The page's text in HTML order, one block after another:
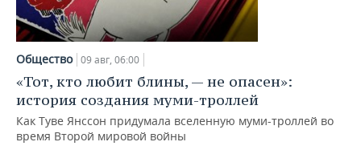
Общество 09 авг, 06:00
«Тот, кто любит блины, — не опасен»:
история создания муми-троллей
Как Туве Янссон придумала вселенную муми-троллей во
время Второй мировой войны